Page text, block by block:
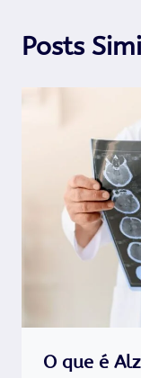
Posts
O que é